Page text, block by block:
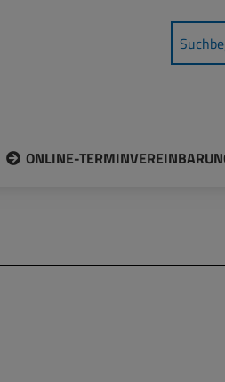
ONLINE-